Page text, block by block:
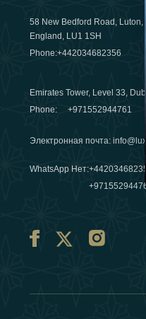
58 New Bedford Road, Luton,
England, LU1 1SH
Phone:+442034682356
Emirates Tower, Level 33,
Phone:+971552944761
Электронная почта:
WhatsApp Нет: